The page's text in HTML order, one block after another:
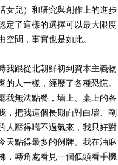
女兒）和研究與創作上的進步
定了這樣的選擇可以最大限度
空間，事實也是如此。
我跟從北朝鮮初到資本主義物
的人一樣，經歷了各種恐慌。
我無法點餐，墻上、桌上的各
，把我這個長期面對白墻、剛
人壓得喘不過氣來，我只好對
天點得最多的例牌。我在油麻
，轉角處看見一個低頭看手機